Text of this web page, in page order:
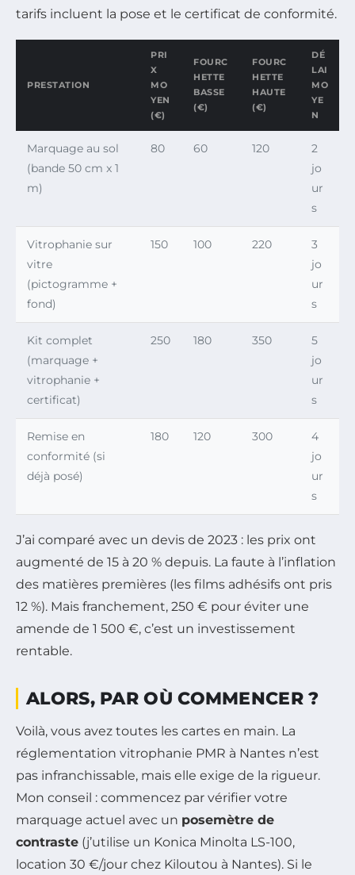
tarifs incluent la pose et le certificat de conformité.
PRESTATION
PRI
X
MO
YEN
(€)
FOURC
HETTE
BASSE
(€)
FOURC
HETTE
HAUTE
(€)
DÉ
LAI
MO
YE
N
Marquage au sol
(bande 50 cm x 1
m)
80 60 120
2
jo
ur
s
Vitrophanie sur
vitre
(pictogramme +
fond)
150 100 220
3
jo
ur
s
Kit complet
(marquage +
vitrophanie +
certificat)
250 180 350
5
jo
ur
s
Remise en
conformité (si
déjà posé)
180 120 300
4
jo
ur
s
J’ai comparé avec un devis de 2023 : les prix ont
augmenté de 15 à 20 % depuis. La faute à l’inflation
des matières premières (les films adhésifs ont pris
12 %). Mais franchement, 250 € pour éviter une
amende de 1 500 €, c’est un investissement
rentable.
ALORS, PAR OÙ COMMENCER ?
Voilà, vous avez toutes les cartes en main. La
réglementation vitrophanie PMR à Nantes n’est
pas infranchissable, mais elle exige de la rigueur.
Mon conseil : commencez par vérifier votre
marquage actuel avec un posemètre de
contraste (j’utilise un Konica Minolta LS-100,
location 30 €/jour chez Kiloutou à Nantes). Si le